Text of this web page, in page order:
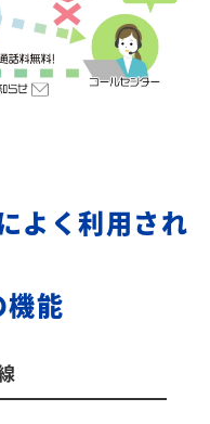
よく利用され
機能